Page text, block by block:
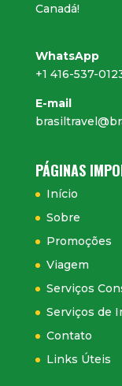
Canadá!
WhatsApp
+1 416-537-
E-mail
PÁGINAS
Início
Sobre
Promoções
Viagem
Serviços
Serviços de
Contato
Links Úteis